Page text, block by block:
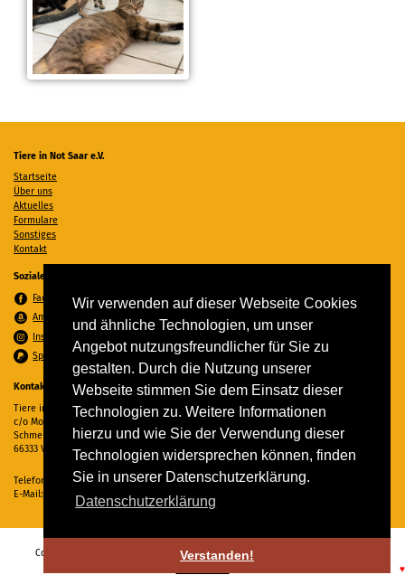
Wir verwenden auf dieser Webseite Cookies
und ähnliche Technologien, um unser
Angebot nutzungsfreundlicher für Sie zu
gestalten. Durch die Nutzung unserer
Webseite stimmen Sie dem Einsatz dieser
Technologien zu. Weitere Informationen
hierzu und wie Sie der Verwendung dieser
Technologien widersprechen können, finden
Sie in unserer Datenschutzerklärung.
Datenschutzerklärung
Verstanden!
Tiere in Not Saar e.V.
Startseite
Über uns
Aktuelles
Formulare
Sonstiges
Kontakt
Soziale Medien
Facebook
Amazon Wunschzettel
Instagram
Spenden per PayPal
Kontakt
Tiere in Not Saar e.V.
c/o Monika Ewen
Schmelzer Straße 22
66333 Völklingen
Telefon:
06898 294862
E-Mail:
info@tiere-in-not-saar.de
Copyright © 2026 Tiere in Not Saar e.V. Alle Rechte vorbehalten. -
♥